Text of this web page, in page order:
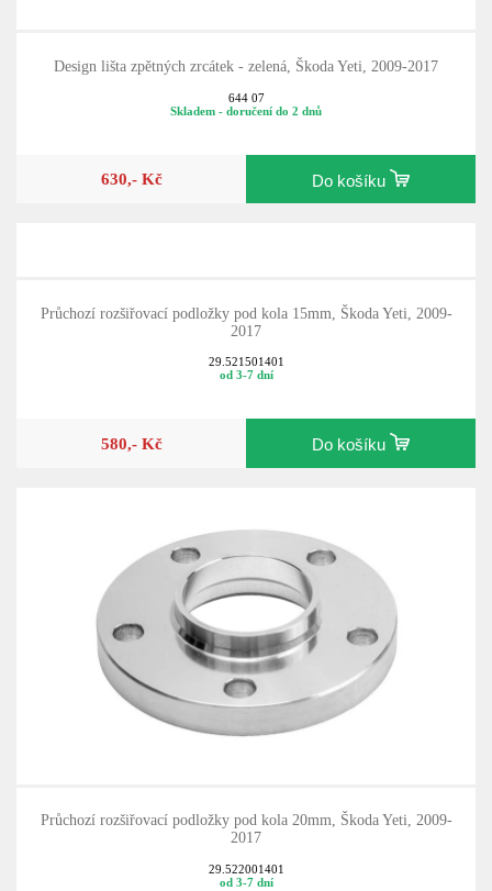
Design lišta zpětných zrcátek - zelená, Škoda Yeti, 2009-2017
644 07
Skladem - doručení do 2 dnů
630,- Kč Do košíku
Průchozí rozšiřovací podložky pod kola 15mm, Škoda Yeti, 2009-
2017
29.521501401
od 3-7 dní
580,- Kč Do košíku
Průchozí rozšiřovací podložky pod kola 20mm, Škoda Yeti, 2009-
2017
29.522001401
od 3-7 dní